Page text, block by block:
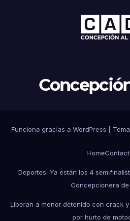
Funciona gracias a WordPress
Home
Deportes: Ya están los 4
Concepcionera de
Liberan a menor detenido con crack
por hurto de